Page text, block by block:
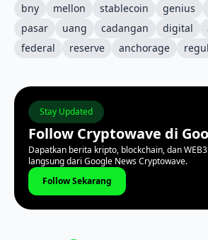
bny mellon stablecoin genius
pasar
uang cadangan digital
federal
reserve anchorage
Stay Updated
Follow Cryptowave di
Dapatkan berita kripto, blockchain, dan
langsung dari Google News Cryptowave.
Follow Sekarang